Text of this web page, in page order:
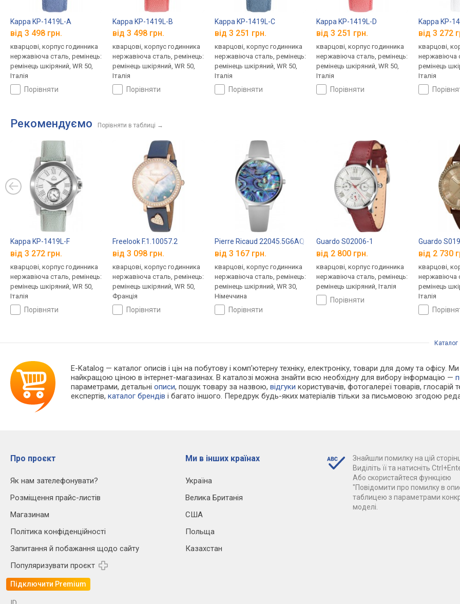
Kappa KP-1419L-A
від 3 498 грн.
кварцові, корпус годинника
нержавіюча сталь, ремінець:
ремінець шкіряний, WR 50,
Італія
порівняти
Kappa KP-1419L-B
від 3 498 грн.
кварцові, корпус годинника
нержавіюча сталь, ремінець:
ремінець шкіряний, WR 50,
Італія
порівняти
Kappa KP-1419L-C
від 3 251 грн.
кварцові, корпус годинника
нержавіюча сталь, ремінець:
ремінець шкіряний, WR 50,
Італія
порівняти
Kappa KP-1419L-D
від 3 251 грн.
кварцові, корпус годинника
нержавіюча сталь, ремінець:
ремінець шкіряний, WR 50,
Італія
порівняти
Kappa KP-
від 3 272
кварцові,
нержавіюча
ремінець
Італія
Рекомендуємо Порівняти в таблиці →
Kappa KP-1419L-F
від 3 272 грн.
кварцові, корпус годинника
нержавіюча сталь, ремінець:
ремінець шкіряний, WR 50,
Італія
порівняти
Freelook F.1.10057.2
від 3 098 грн.
кварцові, корпус годинника
нержавіюча сталь, ремінець:
ремінець шкіряний, WR 50,
Франція
порівняти
Pierre Ricaud 22045.5G6AQ
від 3 167 грн.
кварцові, корпус годинника
нержавіюча сталь, ремінець:
ремінець шкіряний, WR 30,
Німеччина
порівняти
Guardo S02006-1
від 2 800 грн.
кварцові, корпус годинника
нержавіюча сталь, ремінець:
ремінець шкіряний, Італія
порівняти
Guardo
від 2 730
кварцові,
нержавіюча
ремінець
Італія
Каталог
E-Katalog — каталог описів і цін на побутову і комп'ютерну техніку, електроніку, товари для дому та офісу.
найкращою ціною в інтернет-магазинах. В каталозі можна знайти всю необхідну для вибору інформацію —
параметрами, детальніописи, пошук товару за назвою,відгуки користувачів, фотогалереї товарів, глосарій
експертів,каталог брендів і багато іншого. Передрук будь-яких матеріалів тільки за письмовою згодою
Про проєкт
Як нам зателефонувати?
Розміщення прайс-листів
Магазинам
Політика конфіденційності
Запитання й побажання щодо сайту
Популяризувати проєкт
Підключити Premium
Ми в інших країнах
Україна
Велика Британія
США
Польща
Казахстан
Знайшли помилку на цій
Виділіть її та натисніть
Або скористайтеся функцією
"Повідомити про помилку в
таблицею з параметрами
моделі.